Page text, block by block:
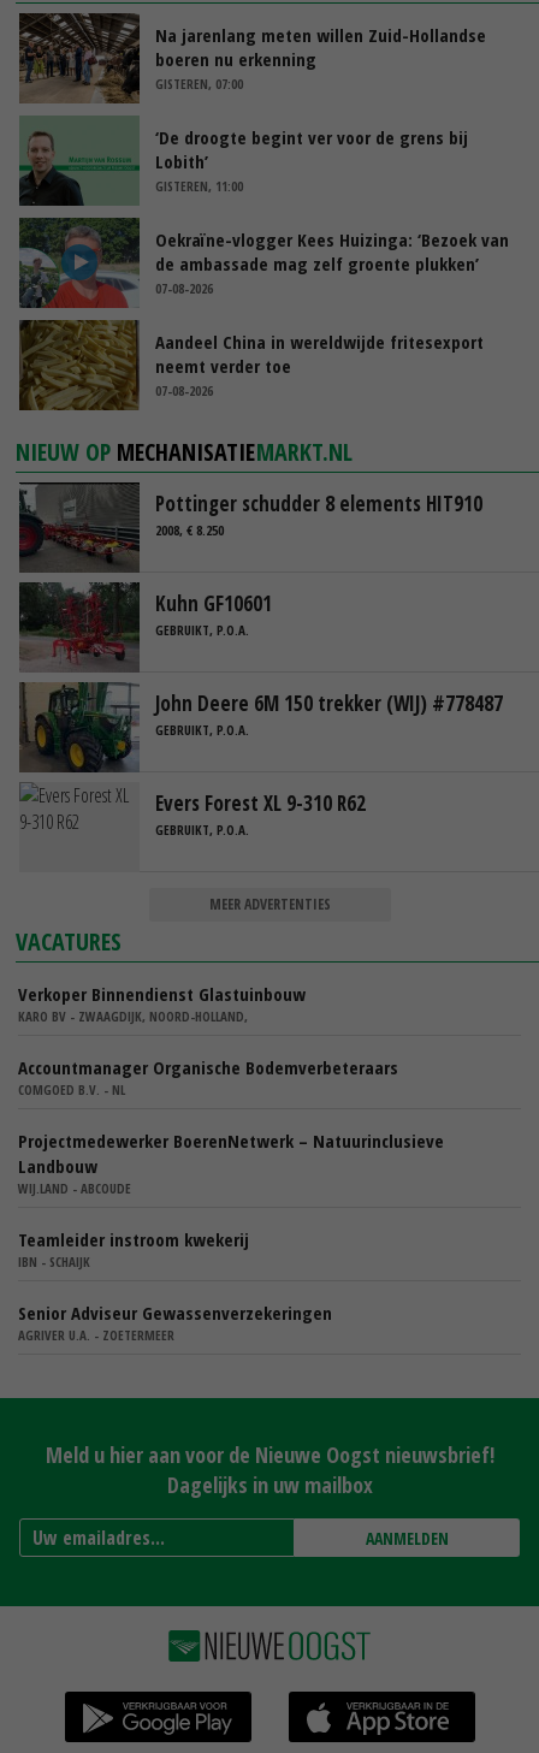
Na jarenlang meten willen Zuid-Hollandse
boeren nu erkenning
GISTEREN, 07:00
‘De droogte begint ver voor de grens bij
Lobith’
GISTEREN, 11:00
Oekraïne-vlogger Kees Huizinga: ‘Bezoek van
de ambassade mag zelf groente plukken’
07-08-2026
Aandeel China in wereldwijde fritesexport
neemt verder toe
07-08-2026
NIEUW OP MECHANISATIEMARKT.NL
Pottinger schudder 8 elements HIT910
2008, € 8.250
Kuhn GF10601
GEBRUIKT, P.O.A.
John Deere 6M 150 trekker (WIJ) #778487
GEBRUIKT, P.O.A.
Evers Forest XL 9-310 R62
GEBRUIKT, P.O.A.
MEER ADVERTENTIES
VACATURES
Verkoper Binnendienst Glastuinbouw
KARO BV - ZWAAGDIJK, NOORD-HOLLAND,
Accountmanager Organische Bodemverbeteraars
COMGOED B.V. - NL
Projectmedewerker BoerenNetwerk – Natuurinclusieve
Landbouw
WIJ.LAND - ABCOUDE
Teamleider instroom kwekerij
IBN - SCHAIJK
Senior Adviseur Gewassenverzekeringen
AGRIVER U.A. - ZOETERMEER
Meld u hier aan voor de Nieuwe Oogst nieuwsbrief!
Dagelijks in uw mailbox
AANMELDEN